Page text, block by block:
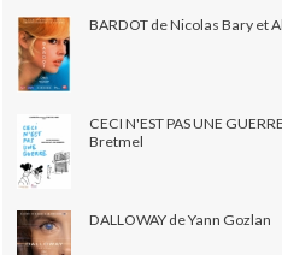
BARDOT de Nicolas Bary et
CECI N'EST PAS UNE
Bretmel
DALLOWAY de Yann Gozlan